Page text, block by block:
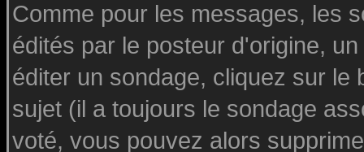
Comme pour les messages, les
édités par le posteur d'origine,
éditer un sondage, cliquez sur le
sujet (il a toujours le sondage
voté, vous pouvez alors